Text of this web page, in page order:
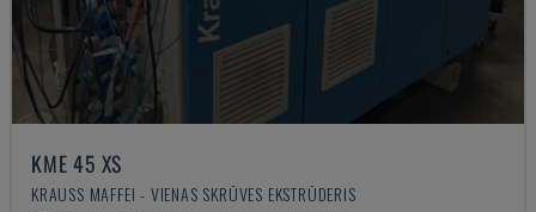
KME 45 XS
KRAUSS MAFFEI - VIENAS SKRŪVES EKSTRŪDERIS